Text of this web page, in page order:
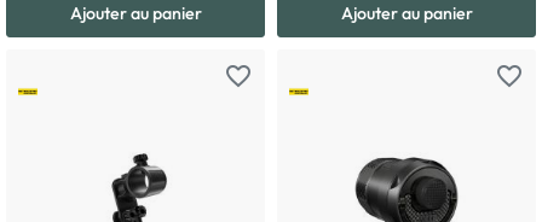
Ajouter au panier Ajouter au panier
favorite_border favorite_border